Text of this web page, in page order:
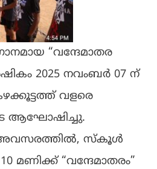
“വന്ദേമാതര
2025 നവംബർ 07 ന്
വളരെ
ആഘോഷിച്ചു.
അവസരത്തിൽ, സ്കൂൾ
മണിക്ക് “വന്ദേമാതരം”